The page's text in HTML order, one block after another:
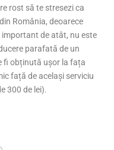
rost să te stresezi ca
România, deoarece
de atât, nu este
parafată de un
fi obținută ușor la fața
față de același serviciu
300 de lei).